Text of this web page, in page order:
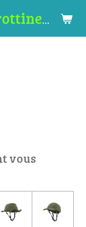
VIP-cycles www.trottinettes-valais.ch
vous